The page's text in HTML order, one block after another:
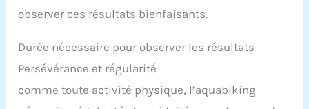
observer ces résultats bienfaisants.
Durée nécessaire pour observer les résultats
Persévérance et régularité
comme toute activité physique, l’aquabiking